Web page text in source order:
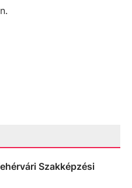
Szakképzési